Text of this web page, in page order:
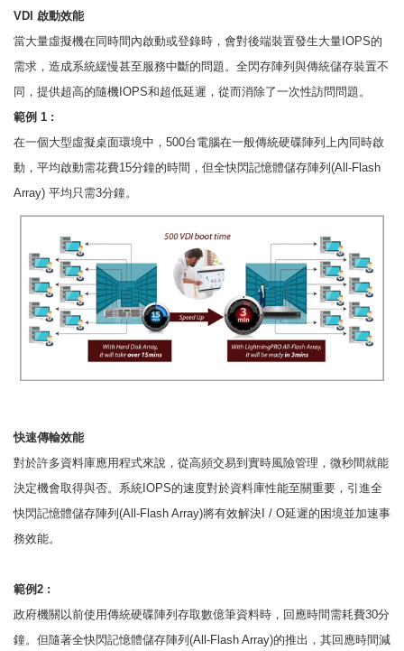
VDI 啟動效能
當大量虛擬機在同時間內啟動或登錄時，會對後端裝置發生大量IOPS的
需求，造成系統緩慢甚至服務中斷的問題。全閃存陣列與傳統儲存裝置不
同，提供超高的隨機IOPS和超低延遲，從而消除了一次性訪問問題。
範例 1 :
在一個大型虛擬桌面環境中，500台電腦在一般傳統硬碟陣列上內同時啟
動，平均啟動需花費15分鐘的時間，但全快閃記憶體儲存陣列(All-Flash
Array) 平均只需3分鐘。
快速傳輸效能
對於許多資料庫應用程式來說，從高頻交易到實時風險管理，微秒間就能
決定機會取得與否。系統IOPS的速度對於資料庫性能至關重要，引進全
快閃記憶體儲存陣列(All-Flash Array)將有效解決I / O延遲的困境並加速事
務效能。
範例2 :
政府機關以前使用傳統硬碟陣列存取數億筆資料時，回應時間需耗費30分
鐘。但隨著全快閃記憶體儲存陣列(All-Flash Array)的推出，其回應時間減